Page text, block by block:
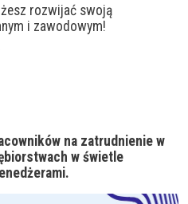
rozwijać swoją
i zawodowym!
na zatrudnienie w
w świetle